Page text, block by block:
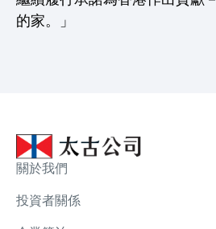
的家。」
關於我們
投資者關係